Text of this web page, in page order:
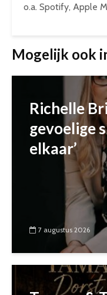
o.a. Spotify, Apple
Mogelijk ook
Richelle
gevoelige
elkaar’
7 augustus 2026